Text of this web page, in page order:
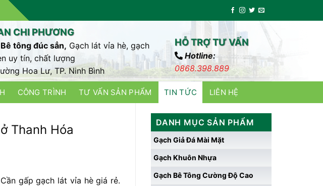
CHI PHƯƠNG
tông đúc sẳn, Gạch lát vỉa hè, gạch
uy tín, chất lượng
Hoa Lư, TP. Ninh Bình
HỖ TRỢ TƯ VẤN
Hotline:
0868.398.889
CÔNG TRÌNH TƯ VẤN SẢN PHẨM TIN TỨC LIÊN HỆ
Thanh Hóa
gấp gạch lát vỉa hè giá rẻ.
DANH MỤC SẢN PHẨM
Gạch Giả Đá Mài Mặt
Gạch Khuôn Nhựa
Gạch Bê Tông Cường Độ Cao